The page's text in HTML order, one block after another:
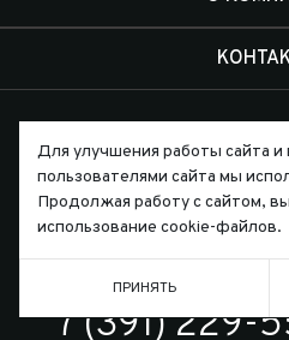
Письмо
ТЕЛЕФОН
7 (391) 229-
Для улучшения работы сайта и
пользователями сайта мы
Продолжая работу с сайтом,
использование cookie-файлов.
ПРИНЯТЬ